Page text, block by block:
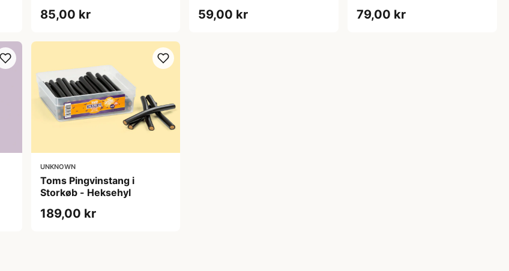
85,00 kr 59,00 kr 79,00 kr
UNKNOWN
Toms Pingvinstang i
Storkøb - Heksehyl
189,00 kr